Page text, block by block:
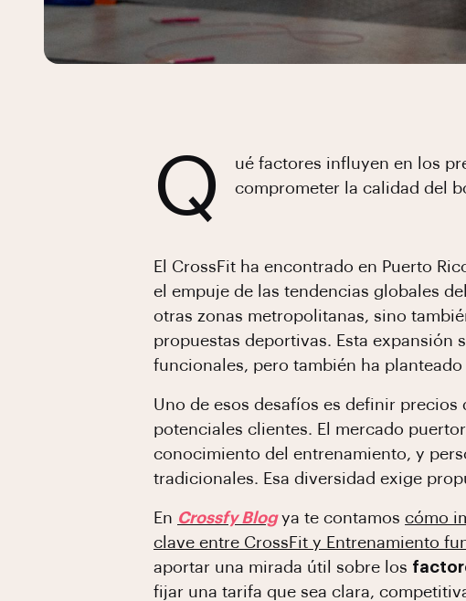
Q
ué factores influyen en los
comprometer la calidad del
El CrossFit ha encontrado en Puerto
el empuje de las tendencias globales
otras zonas metropolitanas, sino
propuestas deportivas. Esta expansión
funcionales, pero también ha
Uno de esos desafíos es definir
potenciales clientes. El mercado
conocimiento del entrenamiento, y
tradicionales. Esa diversidad exige
En Crossfy Blogya te contamos cómo
clave entre CrossFit y Entrenamiento
aportar una mirada útil sobre los
fijar una tarifa que sea clara,